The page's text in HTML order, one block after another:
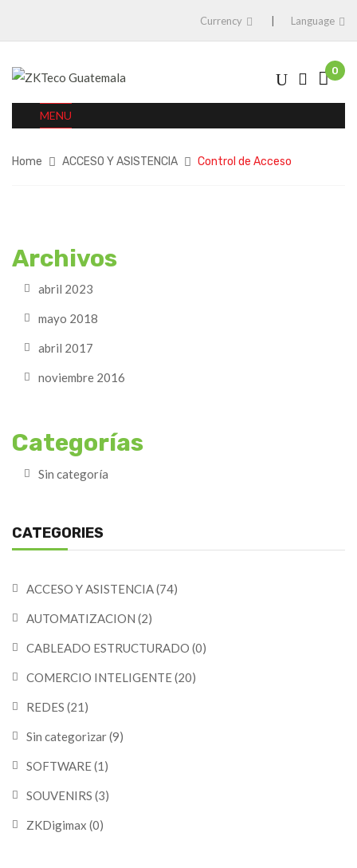
Currency Language
0
MENU
Home ACCESO Y ASISTENCIA Control de Acceso
Archivos
abril 2023
mayo 2018
abril 2017
noviembre 2016
Categorías
Sin categoría
CATEGORIES
ACCESO Y ASISTENCIA(74)
AUTOMATIZACION (2)
CABLEADO ESTRUCTURADO (0)
COMERCIO INTELIGENTE(20)
REDES (21)
Sin categorizar(9)
SOFTWARE(1)
SOUVENIRS (3)
ZKDigimax (0)